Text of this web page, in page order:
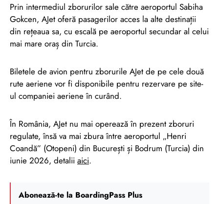
Prin intermediul zborurilor sale către aeroportul Sabiha
Gokcen, AJet oferă pasagerilor acces la alte destinații
din rețeaua sa, cu escală pe aeroportul secundar al celui
mai mare oraș din Turcia.
Biletele de avion pentru zborurile AJet de pe cele două
rute aeriene vor fi disponibile pentru rezervare pe site-
ul companiei aeriene în curând.
În România, AJet nu mai operează în prezent zboruri
regulate, însă va mai zbura între aeroportul „Henri
Coandă” (Otopeni) din București și Bodrum (Turcia) din
iunie 2026, detalii aici.
Abonează-te la BoardingPass Plus